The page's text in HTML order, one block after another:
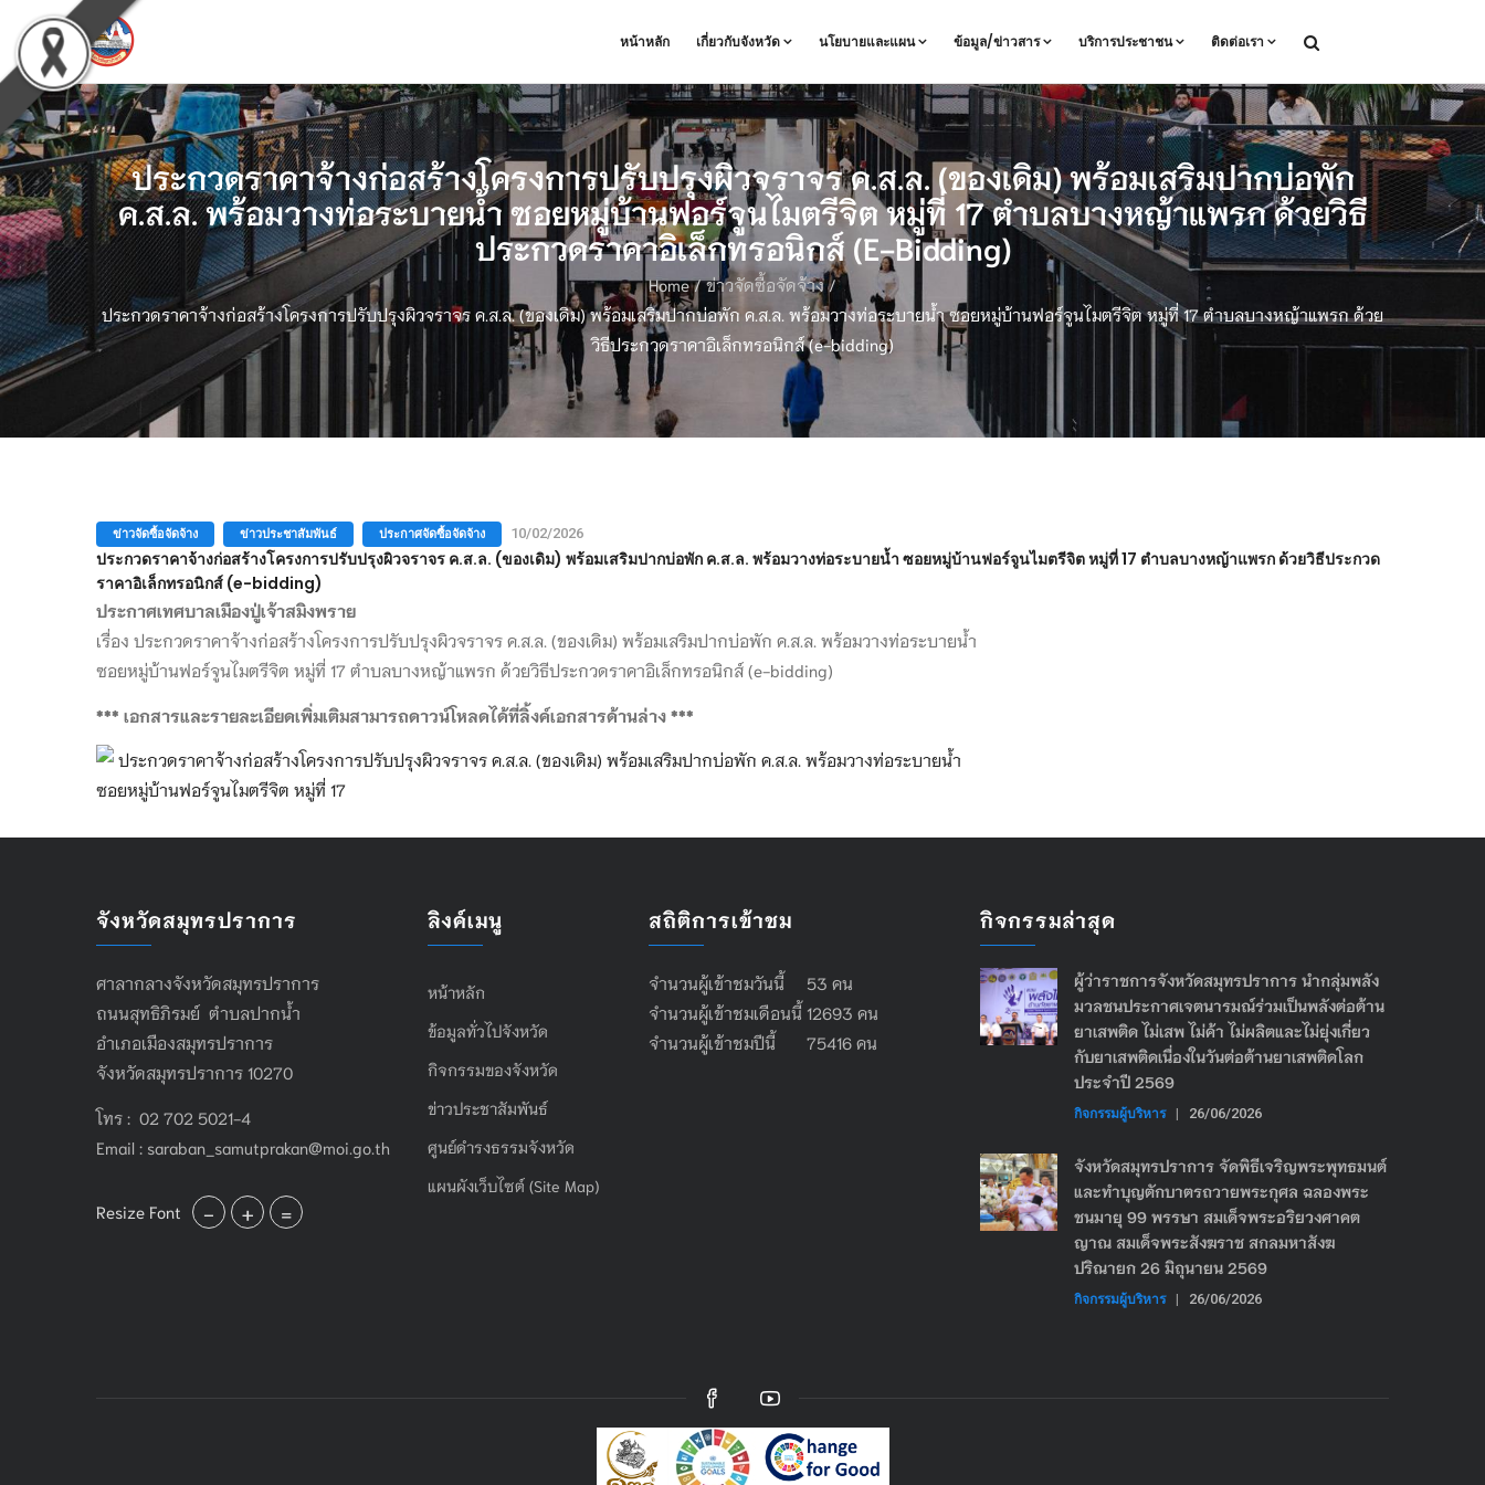
หน้าหลัก เกี่ยวกับจังหวัด นโยบายและแผน ข้อมูล/ข่าวสาร บริการประชาชน ติดต่อเรา
ประกวดราคาจ้างก่อสร้างโครงการปรับปรุงผิวจราจร ค.ส.ล. (ของเดิม) พร้อมเสริมปากบ่อพัก
ค.ส.ล. พร้อมวางท่อระบายน้ำ ซอยหมู่บ้านฟอร์จูนไมตรีจิต หมู่ที่ 17 ตำบลบางหญ้าแพรก ด้วยวิธี
ประกวดราคาอิเล็กทรอนิกส์ (e-Bidding)
Home/ ข่าวจัดซื้อจัดจ้าง/
ประกวดราคาจ้างก่อสร้างโครงการปรับปรุงผิวจราจร ค.ส.ล. (ของเดิม) พร้อมเสริมปากบ่อพัก ค.ส.ล. พร้อมวางท่อระบายน้ำ ซอยหมู่บ้านฟอร์จูนไมตรีจิต หมู่ที่ 17 ตำบลบางหญ้าแพรก ด้วย
วิธีประกวดราคาอิเล็กทรอนิกส์ (e-bidding)
ข่าวจัดซื้อจัดจ้าง ข่าวประชาสัมพันธ์ ประกาศจัดซื้อจัดจ้าง 10/02/2026
ประกวดราคาจ้างก่อสร้างโครงการปรับปรุงผิวจราจร ค.ส.ล. (ของเดิม) พร้อมเสริมปากบ่อพัก ค.ส.ล. พร้อมวางท่อระบายน้ำ ซอยหมู่บ้านฟอร์จูนไมตรีจิต หมู่ที่ 17 ตำบลบางหญ้าแพรก ด้วยวิธีประกวด
ราคาอิเล็กทรอนิกส์ (e-bidding)
ประกาศเทศบาลเมืองปู่เจ้าสมิงพราย
เรื่อง ประกวดราคาจ้างก่อสร้างโครงการปรับปรุงผิวจราจร ค.ส.ล. (ของเดิม) พร้อมเสริมปากบ่อพัก ค.ส.ล. พร้อมวางท่อระบายน้ำ
ซอยหมู่บ้านฟอร์จูนไมตรีจิต หมู่ที่ 17 ตำบลบางหญ้าแพรก ด้วยวิธีประกวดราคาอิเล็กทรอนิกส์ (e-bidding)
*** เอกสารและรายละเอียดเพิ่มเติมสามารถดาวน์โหลดได้ที่ลิ้งค์เอกสารด้านล่าง ***
ประกวดราคาจ้างก่อสร้างโครงการปรับปรุงผิวจราจร ค.ส.ล. (ของเดิม) พร้อมเสริมปากบ่อพัก ค.ส.ล. พร้อมวางท่อระบายน้ำ
ซอยหมู่บ้านฟอร์จูนไมตรีจิต หมู่ที่ 17
จังหวัดสมุทรปราการ
ศาลากลางจังหวัดสมุทรปราการ
ถนนสุทธิภิรมย์ ตำบลปากน้ำ
อำเภอเมืองสมุทรปราการ
จังหวัดสมุทรปราการ 10270
โทร : 02 702 5021-4
Email : saraban_samutprakan@moi.go.th
Resize Font - + =
ลิงค์เมนู
หน้าหลัก
ข้อมูลทั่วไปจังหวัด
กิจกรรมของจังหวัด
ข่าวประชาสัมพันธ์
ศูนย์ดำรงธรรมจังหวัด
แผนผังเว็บไซต์ (Site Map)
สถิติการเข้าชม
จำนวนผู้เข้าชมวันนี้ 53 คน
จำนวนผู้เข้าชมเดือนนี้ 12693 คน
จำนวนผู้เข้าชมปีนี้ 75416 คน
กิจกรรมล่าสุด
ผู้ว่าราชการจังหวัดสมุทรปราการ นำกลุ่มพลัง
มวลชนประกาศเจตนารมณ์ร่วมเป็นพลังต่อต้าน
ยาเสพติด ไม่เสพ ไม่ค้า ไม่ผลิตและไม่ยุ่งเกี่ยว
กับยาเสพติดเนื่องในวันต่อต้านยาเสพติดโลก
ประจำปี 2569
กิจกรรมผู้บริหาร | 26/06/2026
จังหวัดสมุทรปราการ จัดพิธีเจริญพระพุทธมนต์
และทำบุญตักบาตรถวายพระกุศล ฉลองพระ
ชนมายุ 99 พรรษา สมเด็จพระอริยวงศาคต
ญาณ สมเด็จพระสังฆราช สกลมหาสังฆ
ปริณายก 26 มิถุนายน 2569
กิจกรรมผู้บริหาร | 26/06/2026